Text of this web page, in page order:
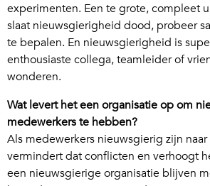
experimenten. Een te grote, compleet
slaat nieuwsgierigheid dood, probeer
te bepalen. En nieuwsgierigheid is
enthousiaste collega, teamleider of
wonderen.
Wat levert het een organisatie op om
medewerkers te hebben?
Als medewerkers nieuwsgierig zijn
vermindert dat conflicten en verhoogt
een nieuwsgierige organisatie blijven